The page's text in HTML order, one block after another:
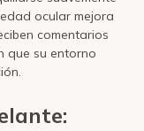
ocular mejora
comentarios
que su entorno